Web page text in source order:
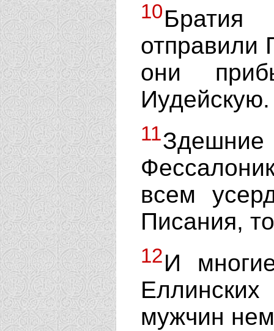
10
отправили
они
Иудейскую.
11
всем
Писания,
12И
мужчин